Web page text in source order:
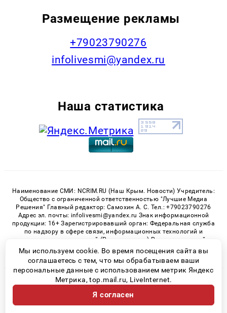
Размещение рекламы
+79023790276
infolivesmi@yandex.ru
Наша статистика
Наименование СМИ: NCRIM.RU (Наш Крым. Новости) Учредитель:
Общество с ограниченной ответственностью "Лучшие Медиа
Решения" Главный редактор: Самохин А. С. Тел.: +79023790276
Адрес эл. почты: infolivesmi@yandex.ru Знак информационной
продукции: 16+ Зарегистрировавший орган: Федеральная служба
по надзору в сфере связи, информационных технологий и
массовых коммуникаций (Роскомнадзор) Регистрационный
номер СМИ ЭЛ № ФС 77 - 81150 от 02.06.2021
© 2026 «nCrim.ru» | Все права защищены
Возрастная категория сайта 16+
Политика конфиденциальности
Мы используем cookie. Во время посещения сайта вы
соглашаетесь с тем, что мы обрабатываем ваши
персональные данные с использованием метрик Яндекс
Метрика, top.mail.ru, LiveInternet.
Я согласен